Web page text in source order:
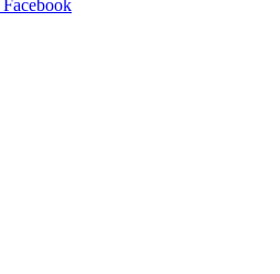
Facebook